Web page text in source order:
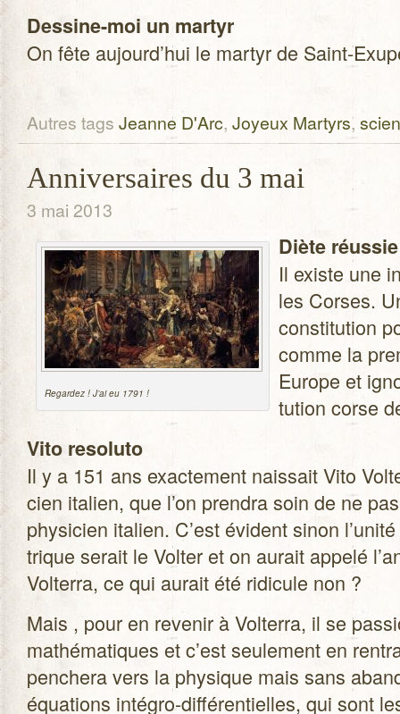
Dessine-moi un mar­tyr
On fête aujourd’hui le mar­tyr de Saint-
Autres tags Jeanne D'Arc, Joyeux Martyrs,
Anniversaires du 3 mai
3 mai 2013
Regar­dez ! J’ai eu 1791 !
Diète réus­sie
Il existe une
les Corses.
consti­tu­tion
comme la
Europe et
tu­tion corse
Vito reso­luto
Il y a 151 ans exac­te­ment nais­sait Vito
cien ita­lien, que l’on pren­dra soin de ne
phy­si­cien ita­lien. C’est évident sinon
trique serait le Vol­ter et on aurait appelé
Volterra, ce qui aurait été ridi­cule non ?
Mais , pour en reve­nir à Vol­terra, il se
mathé­ma­tiques et c’est seule­ment en
pen­chera vers la phy­sique mais sans
équa­tions intégro-différentielles, qui sont